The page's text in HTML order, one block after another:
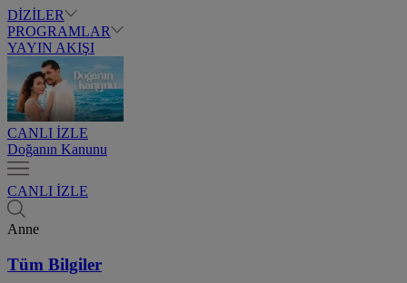
DİZİLER
PROGRAMLAR
YAYIN AKIŞI
CANLI İZLE
Doğanın Kanunu
CANLI İZLE
Anne
Tüm Bilgiler